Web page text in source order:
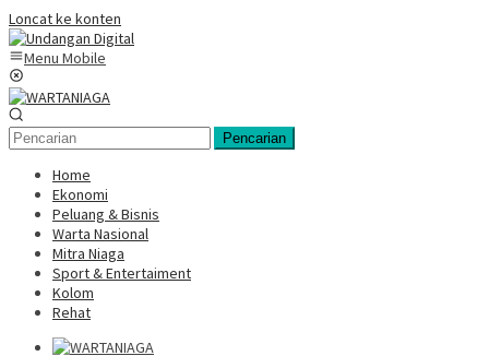
Loncat ke konten
Menu Mobile
Pencarian
Home
Ekonomi
Peluang & Bisnis
Warta Nasional
Mitra Niaga
Sport & Entertaiment
Kolom
Rehat